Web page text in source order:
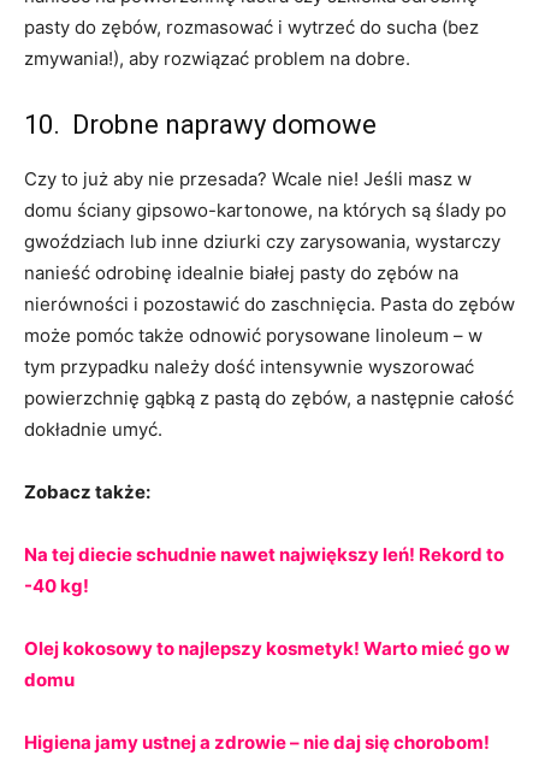
pasty do zębów, rozmasować i wytrzeć do sucha (bez
zmywania!), aby rozwiązać problem na dobre.
10. Drobne naprawy domowe
Czy to już aby nie przesada? Wcale nie! Jeśli masz w
domu ściany gipsowo-kartonowe, na których są ślady po
gwoździach lub inne dziurki czy zarysowania, wystarczy
nanieść odrobinę idealnie białej pasty do zębów na
nierówności i pozostawić do zaschnięcia. Pasta do zębów
może pomóc także odnowić porysowane linoleum – w
tym przypadku należy dość intensywnie wyszorować
powierzchnię gąbką z pastą do zębów, a następnie całość
dokładnie umyć.
Zobacz także:
Na tej diecie schudnie nawet największy leń! Rekord to
-40 kg!
Olej kokosowy to najlepszy kosmetyk! Warto mieć go w
domu
Higiena jamy ustnej a zdrowie – nie daj się chorobom!